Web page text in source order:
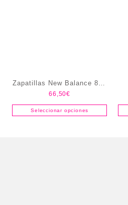
Zapatillas New Balance 880
V7
66,50€
Seleccionar opciones